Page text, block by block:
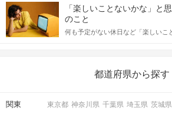
合にどのような行動に繋げるべき
しかし、中には「どう誘ったらい
っしゃるのではないでしょうか。
送るLINEでのデートの誘い方のコツ
えながら解説するので、ぜひ参考に
「楽しいことないかな」と
のこと
何も予定がない休日など「楽しいこ
の楽しいことアイデアを集めました
都道府県から探す
関東 東京都 神奈川県 千葉県 埼玉県 茨城県